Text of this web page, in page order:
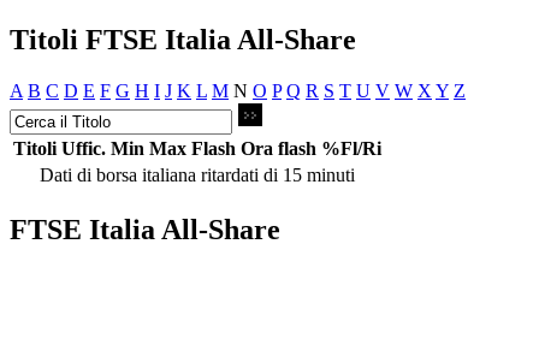
Titoli FTSE Italia All-Share
A B C D E F G H I J K L M N O P Q R S T U V W X Y Z
Titoli Uffic. Min Max Flash Ora flash %Fl/Ri
Dati di borsa italiana ritardati di 15 minuti
FTSE Italia All-Share